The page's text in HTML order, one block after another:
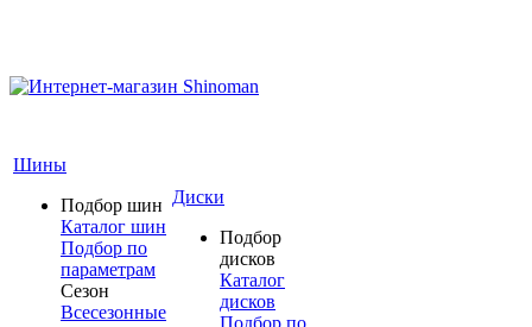
Шины
Подбор шин
Каталог шин
Подбор по
параметрам
Сезон
Всесезонные
Диски
Подбор
дисков
Каталог
дисков
Подбор по